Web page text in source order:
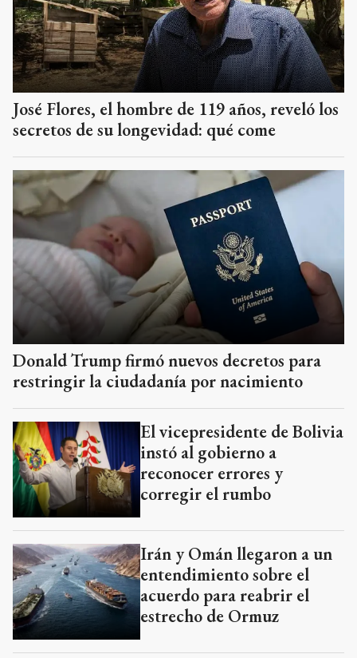
José Flores, el hombre de 119 años, reveló los
secretos de su longevidad: qué come
Donald Trump firmó nuevos decretos para
restringir la ciudadanía por nacimiento
El vicepresidente de Bolivia
instó al gobierno a
reconocer errores y
corregir el rumbo
Irán y Omán llegaron a un
entendimiento sobre el
acuerdo para reabrir el
estrecho de Ormuz